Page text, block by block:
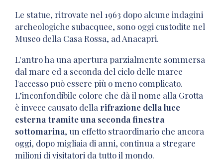
Le statue, ritrovate nel 1963 dopo alcune indagini
archeologiche subacquee, sono oggi custodite nel
Museo della Casa Rossa, ad Anacapri.
L'antro ha una apertura parzialmente sommersa
dal mare ed a seconda del ciclo delle maree
l'accesso può essere più o meno complicato.
L’inconfondibile colore che dà il nome alla Grotta
è invece causato della rifrazione della luce
esterna tramite una seconda finestra
sottomarina, un effetto straordinario che ancora
oggi, dopo migliaia di anni, continua a stregare
milioni di visitatori da tutto il mondo.